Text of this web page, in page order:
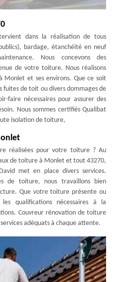
dans la réalisation de tous
bardage, étanchéité en neuf
Nous concevons des
de votre toiture. Nous réalisons
Monlet et ses environs. Que ce soit
de toit ou divers dommages de
faire nécessaires pour assurer des
Nous sommes certifiés Qualibat
isolation de toiture,
réalisées pour votre toiture ? Au
de toiture à Monlet et tout 43270,
met en place divers services.
de toiture, nous travaillons bien
Que votre toiture présente ou
qualifications nécessaires à la
Couvreur rénovation de toiture
adéquats à chaque attente.